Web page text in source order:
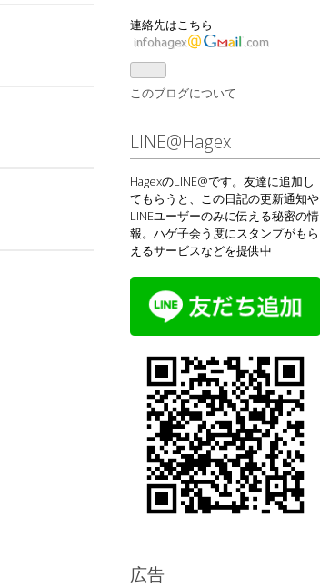
連絡先はこちら
このブログについて
LINE@Hagex
HagexのLINE@です。友達に追加し
てもらうと、この日記の更新通知や
LINEユーザーのみに伝える秘密の情
報。ハゲ子会う度にスタンプがもら
えるサービスなどを提供中
広告